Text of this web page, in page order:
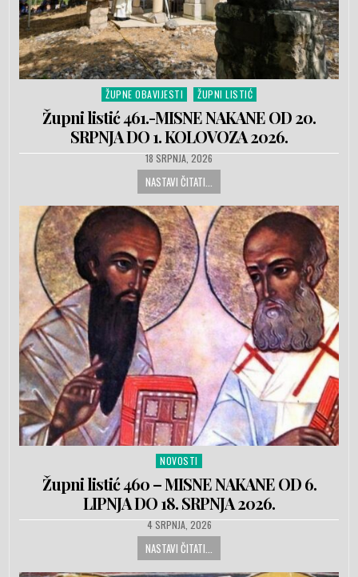
Posted in
ŽUPNE OBAVIJESTI ŽUPNI LISTIĆ
Župni listić 461.-MISNE NAKANE OD 20.
SRPNJA DO 1. KOLOVOZA 2026.
PUBLISHED DATE:
18 SRPNJA, 2026
NASTAVI ČITATI...
Posted in
NOVOSTI
Župni listić 460 – MISNE NAKANE OD 6.
LIPNJA DO 18. SRPNJA 2026.
PUBLISHED DATE:
4 SRPNJA, 2026
NASTAVI ČITATI...